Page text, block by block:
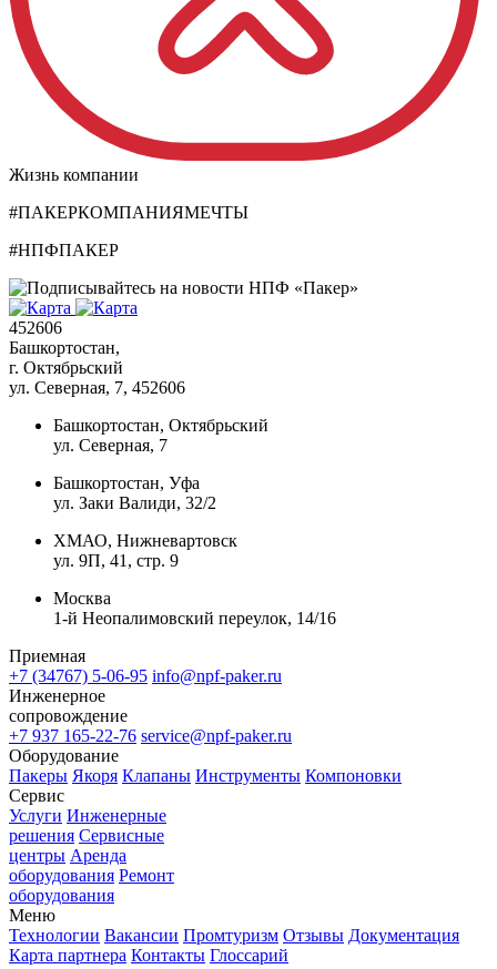
Жизнь компании
#ПАКЕРКОМПАНИЯМЕЧТЫ
#НПФПАКЕР
452606
Башкортостан,
г. Октябрьский
ул. Северная, 7, 452606
Башкортостан, Октябрьский
ул. Северная, 7
Башкортостан, Уфа
ул. Заки Валиди, 32/2
ХМАО, Нижневартовск
ул. 9П, 41, стр. 9
Москва
1-й Неопалимовский переулок, 14/16
Приемная
+7 (34767) 5-06-95 info@npf-paker.ru
Инженерное
сопровождение
+7 937 165-22-76 service@npf-paker.ru
Оборудование
Пакеры Якоря Клапаны Инструменты Компоновки
Сервис
Услуги Инженерные
решения Сервисные
центры Аренда
оборудования Ремонт
оборудования
Меню
Технологии Вакансии Промтуризм Отзывы Документация
Карта партнера Контакты Глоссарий